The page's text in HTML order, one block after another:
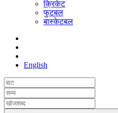
क्रिकेट
फुटबल
बास्केटबल
English